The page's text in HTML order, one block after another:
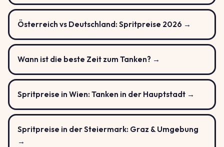
Österreich vs Deutschland: Spritpreise 2026 →
Wann ist die beste Zeit zum Tanken? →
Spritpreise in Wien: Tanken in der Hauptstadt →
Spritpreise in der Steiermark: Graz & Umgebung
→